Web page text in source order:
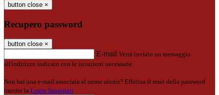
button close ×
Recupero password
button close ×
E-mail Verrà inviato un messaggio
all'indirizzo indicato con le istruzioni necessarie.
Non hai una e-mail associata al nome utente? Effettua il reset della password
tramite la Login Spaggiari